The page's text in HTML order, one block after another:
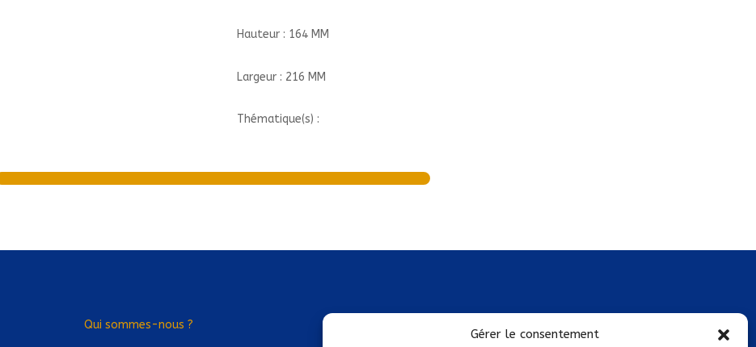
Gérer le consentement
Hauteur : 164 MM
Largeur : 216 MM
Thématique(s) :
Qui sommes-nous ?